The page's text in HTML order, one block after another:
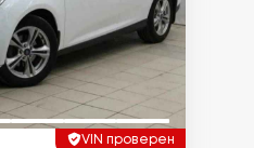
VIN проверен